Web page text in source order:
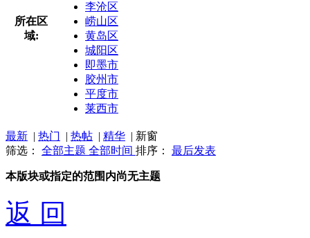
所在区
域:
李沧区
崂山区
黄岛区
城阳区
即墨市
胶州市
平度市
莱西市
最新 | 热门 | 热帖 | 精华 | 新窗
筛选： 全部主题 全部时间 排序： 最后发表
本版块或指定的范围内尚无主题
返 回